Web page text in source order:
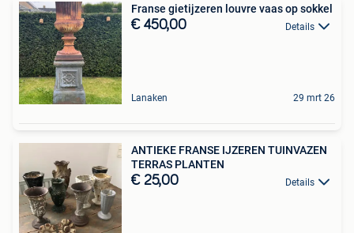
Franse gietijzeren louvre vaas op sokkel
€ 450,00 Details
Lanaken 29 mrt 26
ANTIEKE FRANSE IJZEREN TUINVAZEN
TERRAS PLANTEN
€ 25,00 Details